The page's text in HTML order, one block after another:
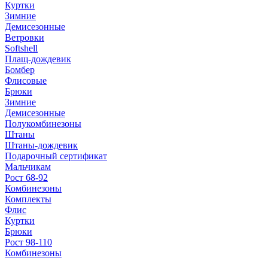
Куртки
Зимние
Демисезонные
Ветровки
Softshell
Плащ-дождевик
Бомбер
Флисовые
Брюки
Зимние
Демисезонные
Полукомбинезоны
Штаны
Штаны-дождевик
Подарочный сертификат
Мальчикам
Рост 68-92
Комбинезоны
Комплекты
Флис
Куртки
Брюки
Рост 98-110
Комбинезоны